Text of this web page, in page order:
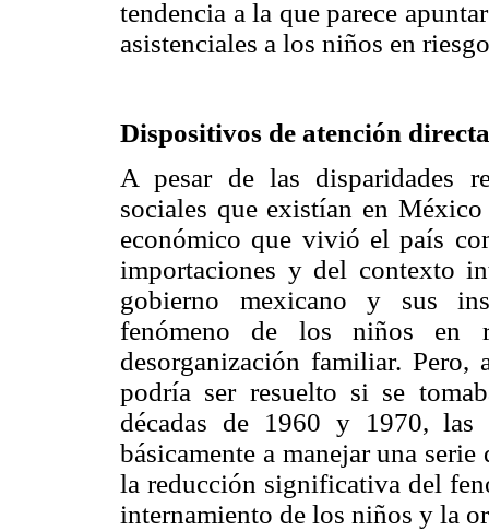
tendencia a la que parece
asistenciales a los niños en
Dispositivos de atención
A pesar de las disparidades
sociales que existían en
económico que vivió el país
importaciones y del contexto
gobierno mexicano y sus
fenómeno de los niños en
desorganización familiar. Pero,
podría ser resuelto si se
décadas de 1960 y 1970, las
básicamente a manejar una
la reducción significativa del
internamiento de los niños y la